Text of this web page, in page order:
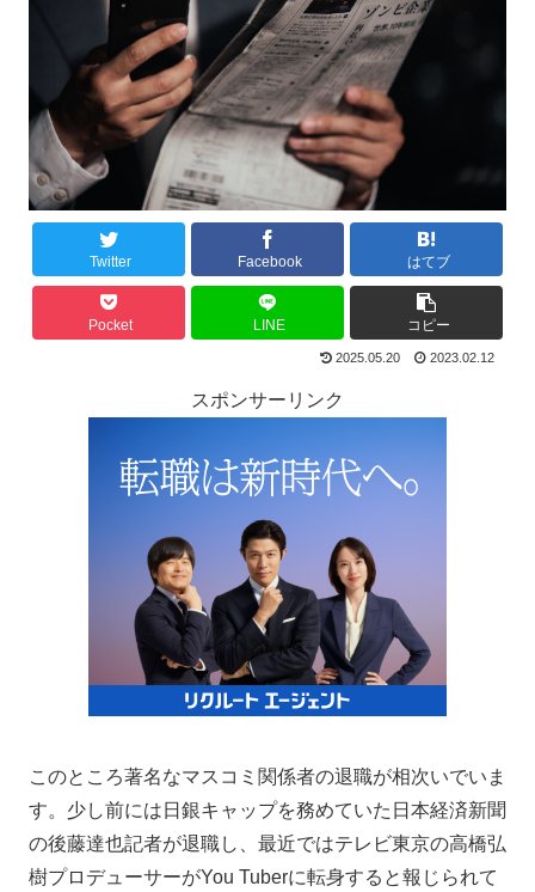
Twitter Facebook はてブ
Pocket LINE コピー
2025.05.20 2023.02.12
スポンサーリンク
このところ著名なマスコミ関係者の退職が相次いでいま
す。少し前には日銀キャップを務めていた日本経済新聞
の後藤達也記者が退職し、最近ではテレビ東京の高橋弘
樹プロデューサーがYou Tuberに転身すると報じられて